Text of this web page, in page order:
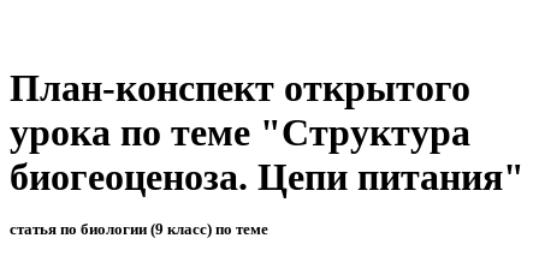
План-конспект открытого
урока по теме "Структура
биогеоценоза. Цепи питания"
статья по биологии (9 класс) по теме